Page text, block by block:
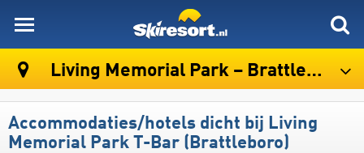
Living Memorial Park – Brattleboro
Accommodaties/hotels dicht bij Living
Memorial Park T-Bar (Brattleboro)